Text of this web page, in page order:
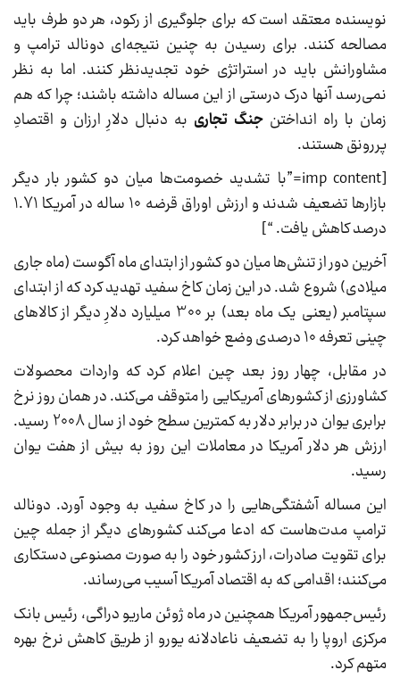
نویسنده معتقد است که برای جلوگیری از رکود، هر دو طرف باید
مصالحه کنند. برای رسیدن به چنین نتیجه‌ای دونالد ترامپ و
مشاورانش باید در استراتژی خود تجدیدنظر کنند. اما به نظر
نمی‌رسد آنها درک درستی از این مساله داشته باشند؛ چرا که هم
زمان با راه انداختن جنگ تجاری به دنبال دلارِ ارزان و اقتصادِ
پررونق هستند.
[imp content=”با تشدید خصومت‌ها میان دو کشور بار دیگر
بازارها تضعیف شدند و ارزش اوراق قرضه 10 ساله در آمریکا 1.71
درصد کاهش یافت. “]
آخرین دور از تنش‌ها میان دو کشور از ابتدای ماه آگوست (ماه جاری
میلادی) شروع شد. در این زمان کاخ سفید تهدید کرد که از ابتدای
سپتامبر (یعنی یک ماه بعد) بر 300 میلیارد دلارِ دیگر از کالاهای
چینی تعرفه 10 درصدی وضع خواهد کرد.
در مقابل، چهار روز بعد چین اعلام کرد که واردات محصولات
کشاورزی از کشورهای آمریکایی را متوقف می‌کند. در همان روز نرخ
برابری یوان در برابر دلار به کمترین سطح خود از سال 2008 رسید.
ارزش هر دلار آمریکا در معاملات این روز به بیش از هفت یوان
رسید.
این مساله آشفتگی‌هایی را در کاخ سفید به وجود آورد. دونالد
ترامپ مدت‌هاست که ادعا می‌کند کشورهای دیگر از جمله چین
برای تقویت صادرات، ارز کشور خود را به صورت مصنوعی دستکاری
می‌کنند؛ اقدامی که به اقتصاد آمریکا آسیب می‌رساند.
رئیس‌جمهور آمریکا همچنین در ماه ژوئن ماریو دراگی، رئیس بانک
مرکزی اروپا را به تضعیف ناعادلانه یورو از طریق کاهش نرخ بهره
متهم کرد.